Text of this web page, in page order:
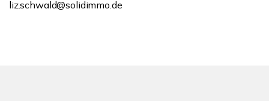
liz.schwald@solidimmo.de